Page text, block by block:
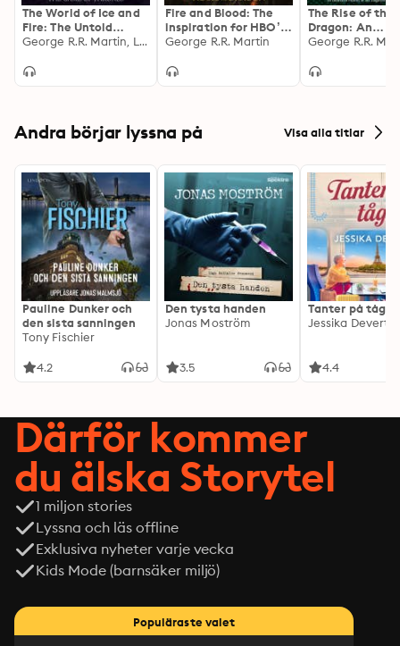
The World of Ice and
Fire: The Untold
History of Westeros
Thrones
George R.R. Martin, Linda Antonsson, Elio M. Garcia Jr.
Fire and Blood: The
inspiration for HBO’s
House of the Dragon
George R.R. Martin
The Rise of the
Dragon: An
Illustrated
Dynasty
Andra börjar lyssna på Visa alla titlar
Pauline Dunker och
den sista sanningen
Tony Fischier
4.2
Den tysta handen
Jonas Moström
3.5
Tanter på tåg
Jessika Devert
4.4
Därför kommer
du älska Storytel
1 miljon stories
Lyssna och läs offline
Exklusiva nyheter varje vecka
Kids Mode (barnsäker miljö)
Populäraste valet